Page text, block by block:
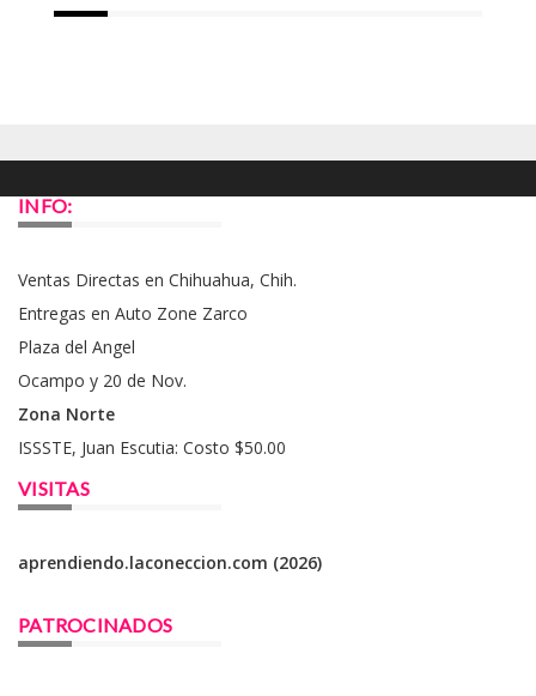
INFO:
Ventas Directas en Chihuahua, Chih.
Entregas en Auto Zone Zarco
Plaza del Angel
Ocampo y 20 de Nov.
Zona Norte
ISSSTE, Juan Escutia: Costo $50.00
VISITAS
aprendiendo.laconeccion.com (2026)
PATROCINADOS